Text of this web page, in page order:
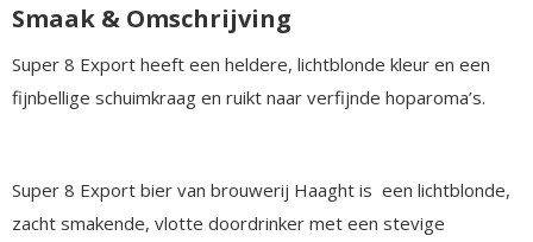
Smaak & Omschrijving
Super 8 Export heeft een heldere, lichtblonde kleur en een
fijnbellige schuimkraag en ruikt naar verfijnde hoparoma’s.
Super 8 Export bier van brouwerij Haaght is een lichtblonde,
zacht smakende, vlotte doordrinker met een stevige